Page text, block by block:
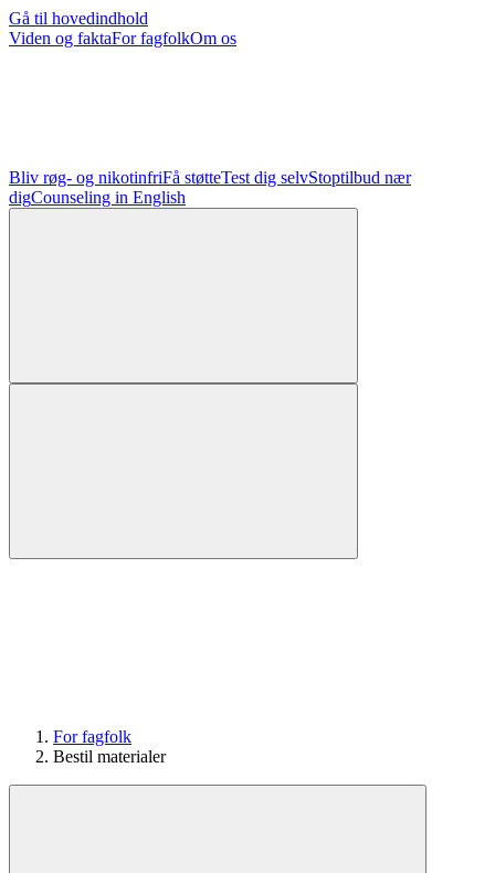
Gå til hovedindhold
Viden og faktaFor fagfolkOm os
Bliv røg- og nikotinfriFå støtteTest dig selvStoptilbud nær
digCounseling in English
For fagfolk
Bestil materialer